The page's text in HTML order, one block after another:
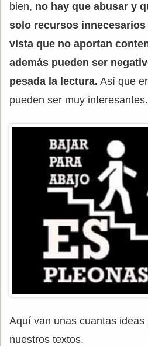
bien, no hay que abusar y
solo recursos
vista que no aportan
además pueden ser
pesada la lectura. Así que
pueden ser muy interesantes.
Aquí van unas cuantas ideas
nuestros textos.